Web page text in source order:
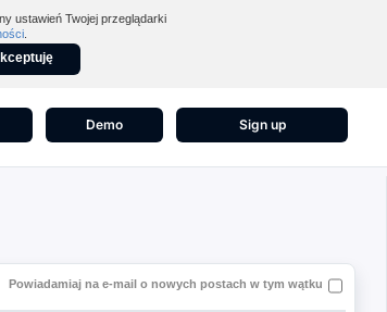
ustawień Twojej przeglądarki
Demo Sign up
Powiadamiaj na e-mail o nowych postach w tym wątku